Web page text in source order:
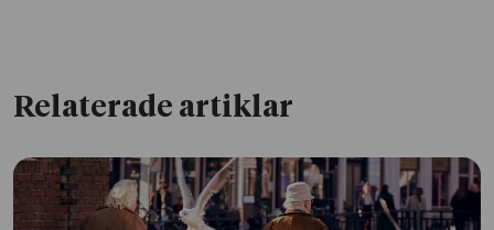
Relaterade artiklar